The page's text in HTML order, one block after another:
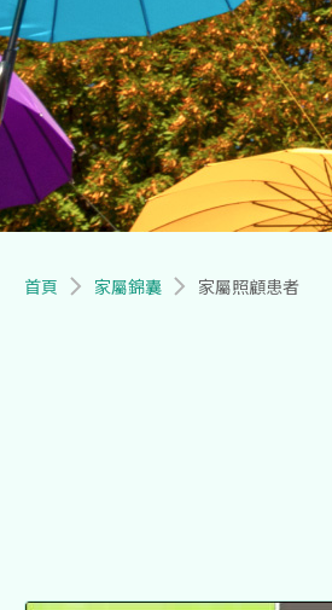
導航連結
首頁 家屬錦囊 家屬照顧患者